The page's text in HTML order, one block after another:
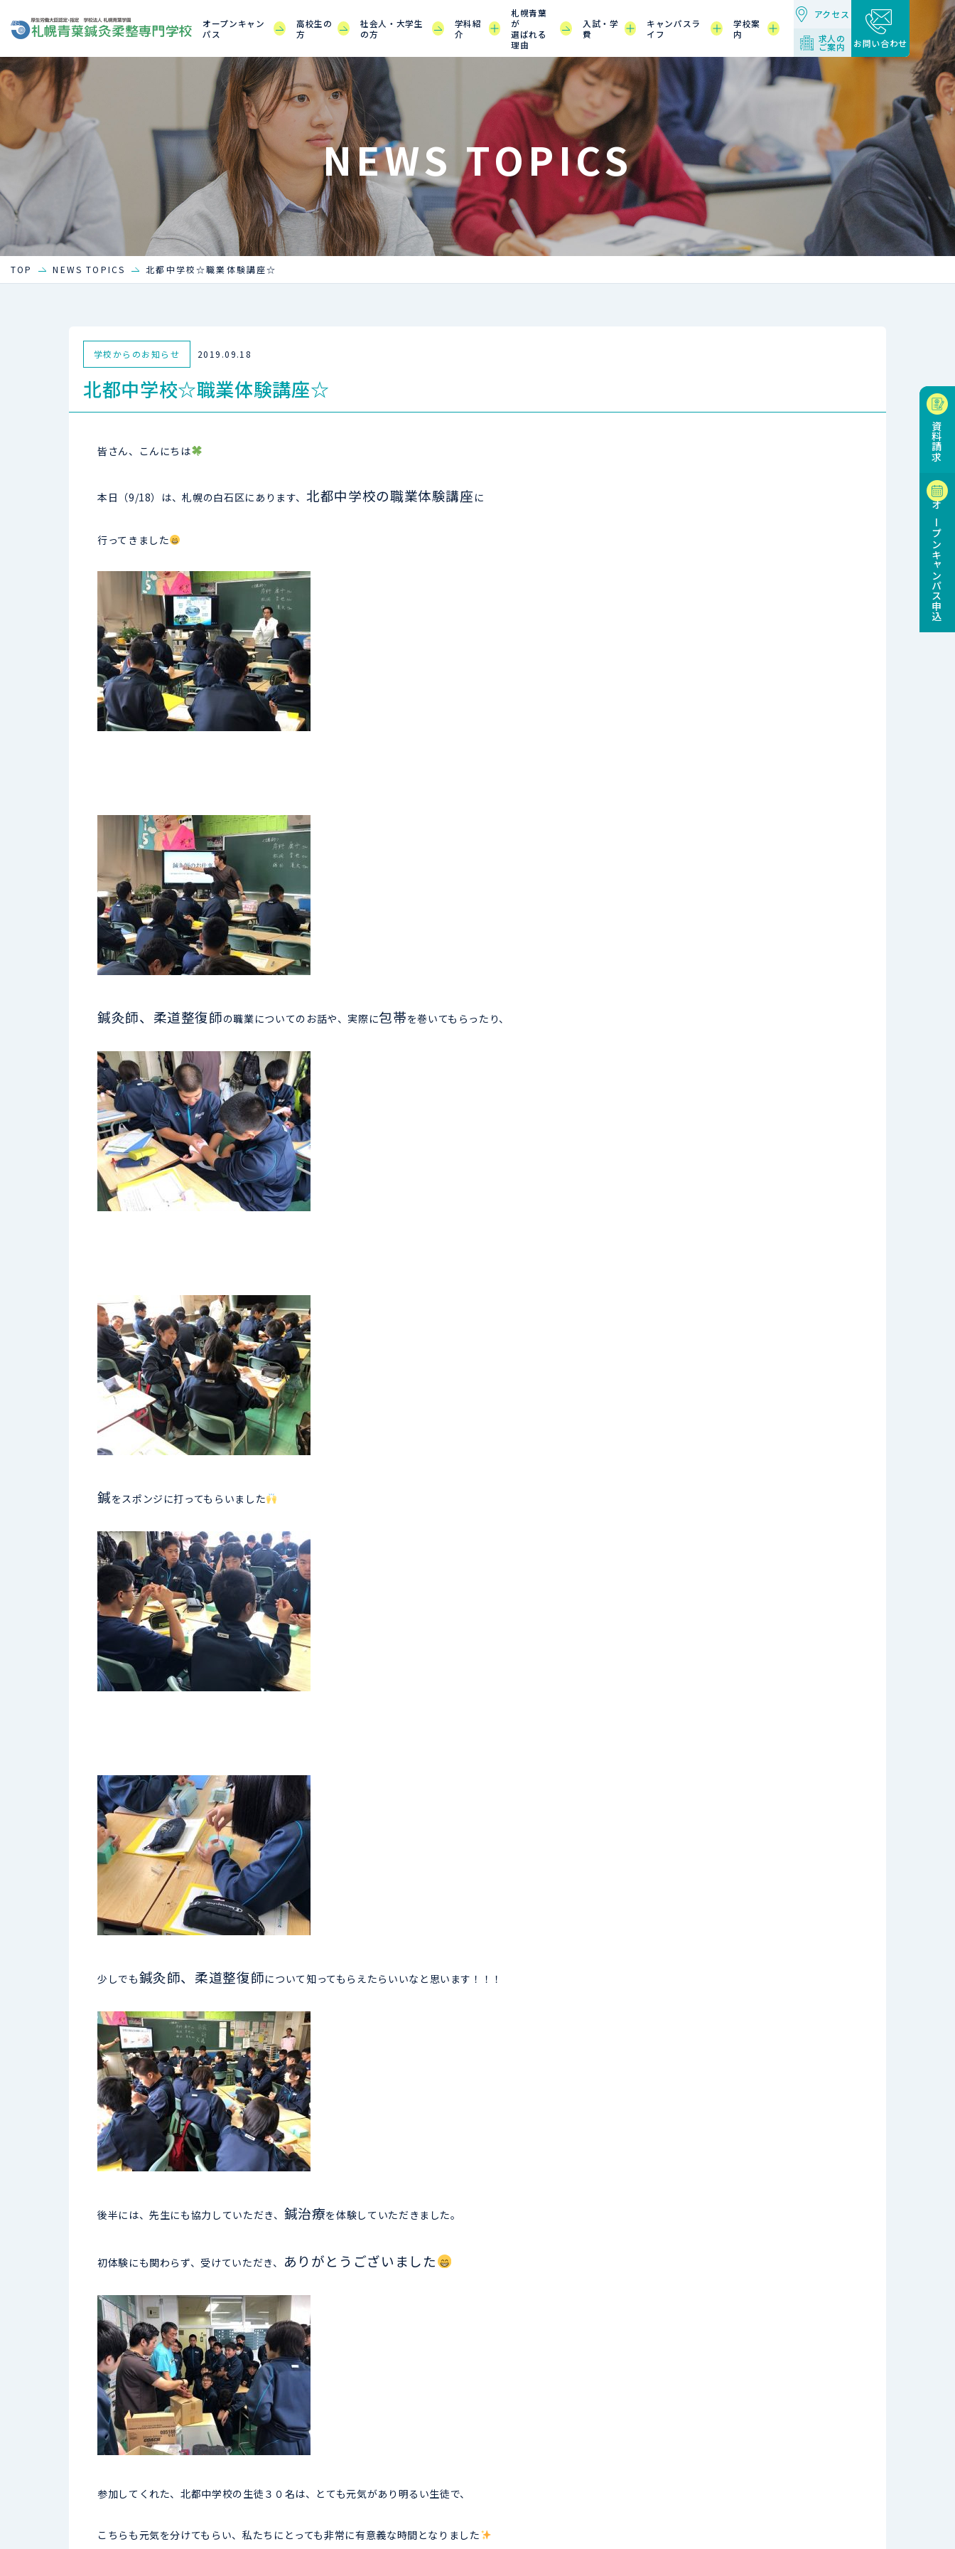
オープンキャン
パス
高校生の
方
社会人・大学生
の方
学科紹
介
札幌青葉
が
選ばれる
理由
入試・学
費
キャンパスラ
イフ
学校案
内
アクセス
求人の
ご案内 お問い合わせ
資料請求
オープンキャンパス申込
NEWS TOPICS
TOP NEWS TOPICS 北都中学校☆職業体験講座☆
学校からのお知らせ 2019.09.18
北都中学校☆職業体験講座☆
皆さん、こんにちは
本日（9/18）は、札幌の白石区にあります、北都中学校の職業体験講座に
行ってきました
鍼灸師、柔道整復師の職業についてのお話や、実際に包帯を巻いてもらったり、
鍼をスポンジに打ってもらいました
少しでも鍼灸師、柔道整復師について知ってもらえたらいいなと思います！！！
後半には、先生にも協力していただき、 鍼治療を体験していただきました。
初体験にも関わらず、受けていただき、 ありがとうございました
参加してくれた、北都中学校の生徒３０名は、とても元気があり明るい生徒で、
こちらも元気を分けてもらい、私たちにとっても非常に有意義な時間となりました